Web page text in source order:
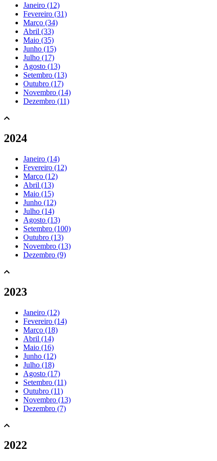
Janeiro (12)
Fevereiro (31)
Março (34)
Abril (33)
Maio (35)
Junho (15)
Julho (17)
Agosto (13)
Setembro (13)
Outubro (17)
Novembro (14)
Dezembro (11)
2024
Janeiro (14)
Fevereiro (12)
Março (12)
Abril (13)
Maio (15)
Junho (12)
Julho (14)
Agosto (13)
Setembro (100)
Outubro (13)
Novembro (13)
Dezembro (9)
2023
Janeiro (12)
Fevereiro (14)
Março (18)
Abril (14)
Maio (16)
Junho (12)
Julho (18)
Agosto (17)
Setembro (11)
Outubro (11)
Novembro (13)
Dezembro (7)
2022